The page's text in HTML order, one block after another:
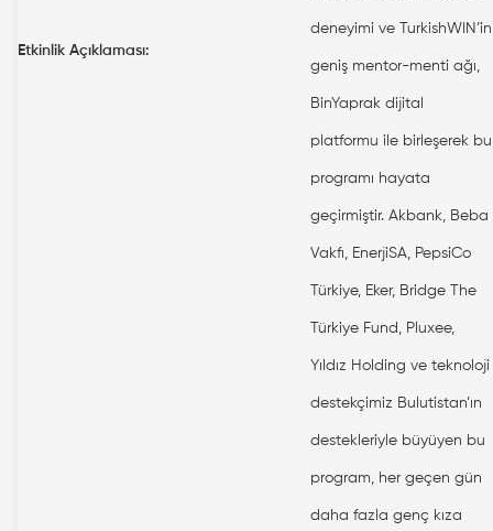
Etkinlik Açıklaması:
deneyimi ve TurkishWIN’in
geniş mentor-menti ağı,
BinYaprak dijital
platformu ile birleşerek bu
programı hayata
geçirmiştir. Akbank, Beba
Vakfı, EnerjiSA, PepsiCo
Türkiye, Eker, Bridge The
Türkiye Fund, Pluxee,
Yıldız Holding ve teknoloji
destekçimiz Bulutistan’ın
destekleriyle büyüyen bu
program, her geçen gün
daha fazla genç kıza